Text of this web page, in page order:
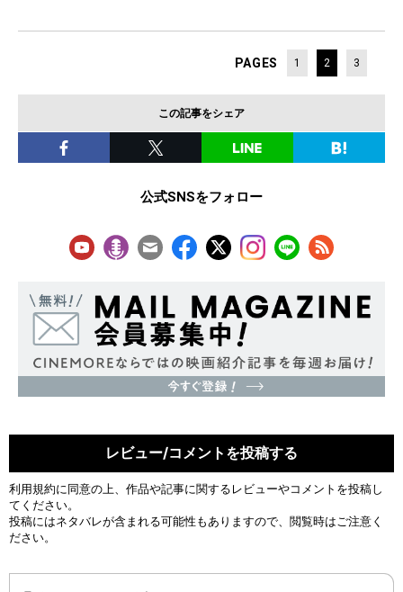
PAGES 1 2 3
この記事をシェア
公式SNSをフォロー
レビュー/コメントを投稿する
利用規約に同意の上、作品や記事に関するレビューやコメントを投稿し
てください。
投稿にはネタバレが含まれる可能性もありますので、閲覧時はご注意く
ださい。